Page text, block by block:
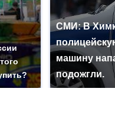
СМИ: В
машину
подожгли.